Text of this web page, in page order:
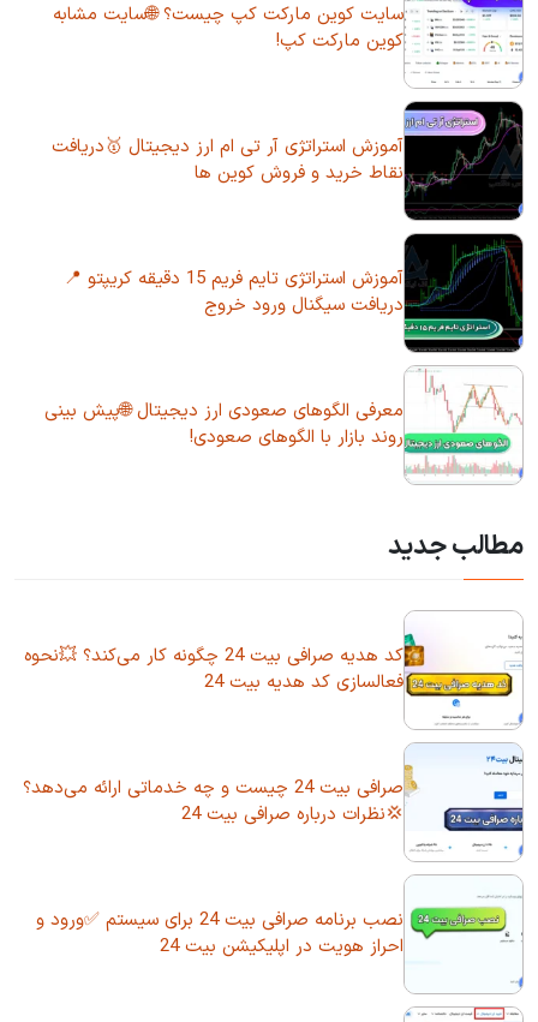
سایت کوین مارکت کپ چیست؟ 🌐سایت مشابه
کوین مارکت کپ!
آموزش استراتژی آر تی ام ارز دیجیتال 🥇دریافت
نقاط خرید و فروش کوین ها
آموزش استراتژی تایم فریم 15 دقیقه کریپتو 📍
دریافت سیگنال ورود خروج
معرفی الگوهای صعودی ارز دیجیتال 🌐پیش بینی
روند بازار با الگوهای صعودی!
مطالب جدید
کد هدیه صرافی بیت 24 چگونه کار می‌کند؟ 💥نحوه
فعالسازی کد هدیه بیت 24
صرافی بیت 24 چیست و چه خدماتی ارائه می‌دهد؟
💢نظرات درباره صرافی بیت 24
نصب برنامه صرافی بیت 24 برای سیستم ✅ورود و
احراز هویت در اپلیکیشن بیت 24